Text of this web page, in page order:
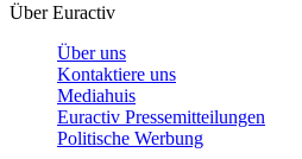
Über Euractiv
Über uns
Kontaktiere uns
Mediahuis
Euractiv Pressemitteilungen
Politische Werbung